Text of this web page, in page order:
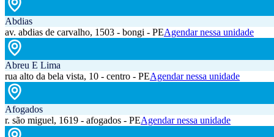
Abdias
av. abdias de carvalho, 1503 - bongi - PEAgendar nessa unidade
Abreu E Lima
rua alto da bela vista, 10 - centro - PEAgendar nessa unidade
Afogados
r. são miguel, 1619 - afogados - PEAgendar nessa unidade